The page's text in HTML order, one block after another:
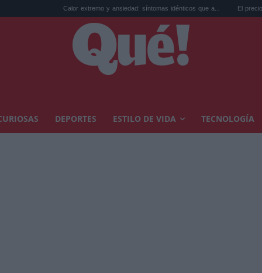
Calor extremo y ansiedad: síntomas idénticos que a... El precio de la vivienda en
DEPORTES ESTILO DE VIDA TECNOLOGÍA